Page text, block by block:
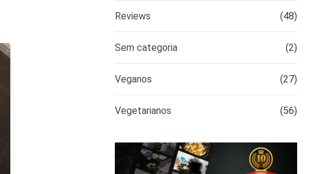
Reviews (48)
Sem categoria (2)
Veganos (27)
Vegetarianos (56)